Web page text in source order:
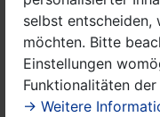
selbst entscheiden,
möchten. Bitte
Einstellungen
Funktionalitäten
→ Weitere
Mikado e.V. unter
erstellt. Die
erfolgte in den
Beteiligung von
Institutionen und